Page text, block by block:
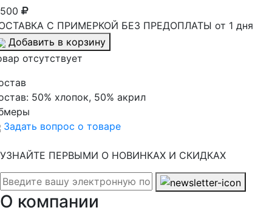
С ПРИМЕРКОЙ БЕЗ ПРЕДОПЛАТЫ от 1 дня
Добавить в корзину
отсутствует
50% хлопок, 50% акрил
Задать вопрос о товаре
УЗНАЙТЕ ПЕРВЫМИ О НОВИНКАХ И СКИДКАХ
О компании